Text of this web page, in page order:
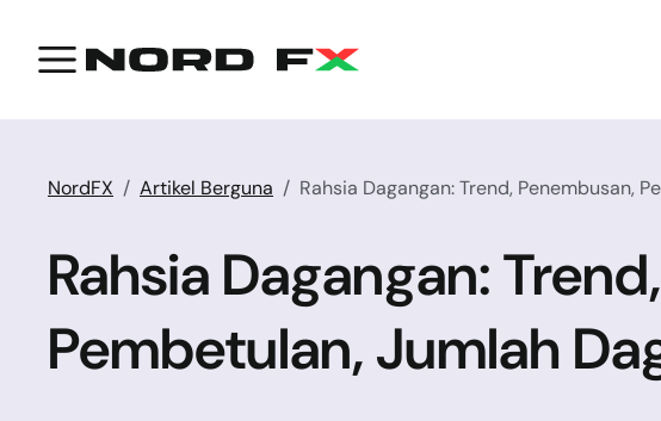
NordFX Artikel Berguna Rahsia Dagangan: Trend, Penembusan,
Rahsia Dagangan:
Pembetulan, Jumlah